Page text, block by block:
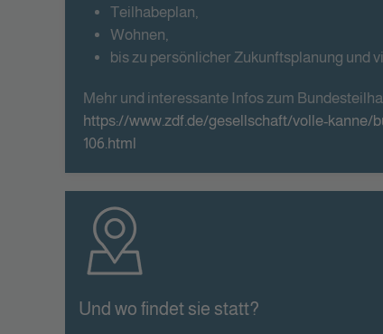
Teilhabeplan,
Wohnen,
bis zu persönlicher Zukunftsplanung und
Mehr und interessante Infos zum
https://www.zdf.de/gesellschaft/volle-kanne/
106.html
Und wo findet sie statt?